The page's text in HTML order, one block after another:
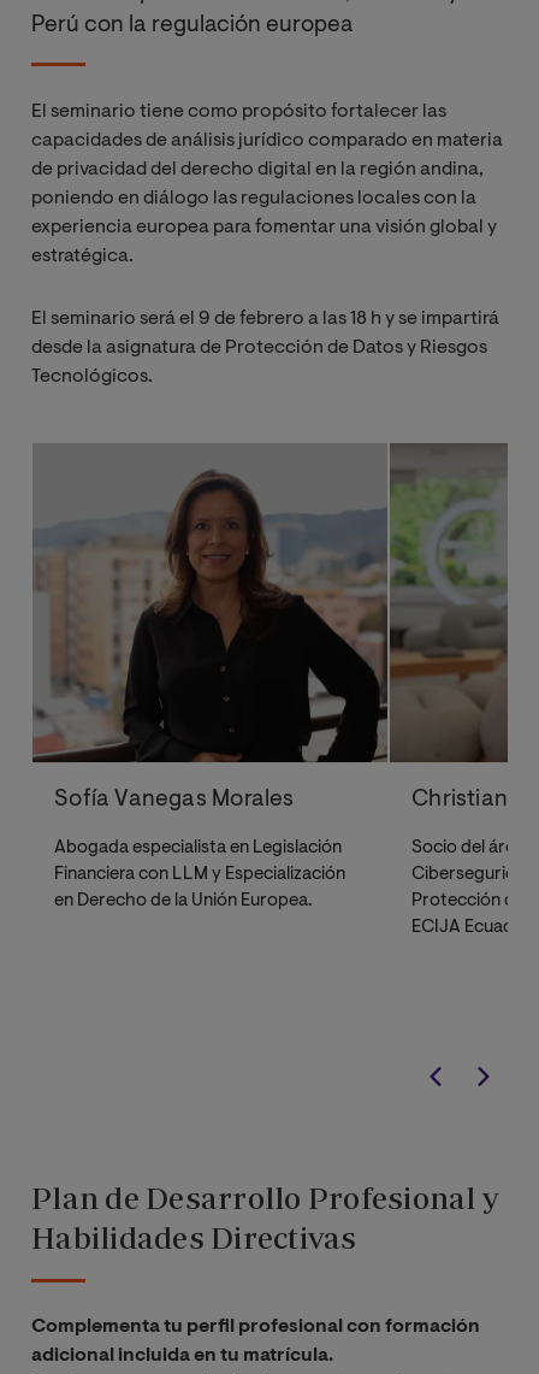
Perú con la regulación europea
El seminario tiene como propósito fortalecer las
capacidades de análisis jurídico comparado en materia
de privacidad del derecho digital en la región andina,
poniendo en diálogo las regulaciones locales con la
experiencia europea para fomentar una visión global y
estratégica.
El seminario será el 9 de febrero a las 18 h y se impartirá
desde la asignatura de Protección de Datos y Riesgos
Tecnológicos.
Sofía Vanegas Morales
Abogada especialista en Legislación
Financiera con LLM y Especialización
en Derecho de la Unión Europea.
Christian
Socio del área
Protección de
ECIJA Ecuador.
Plan de Desarrollo Profesional y
Habilidades Directivas
Complementa tu perfil profesional con formación
adicional incluida en tu matrícula.